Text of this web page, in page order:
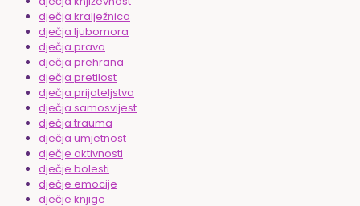
dječja kralježnica
dječja ljubomora
dječja prava
dječja prehrana
dječja pretilost
dječja prijateljstva
dječja samosvijest
dječja trauma
dječja umjetnost
dječje aktivnosti
dječje bolesti
dječje emocije
dječje knjige